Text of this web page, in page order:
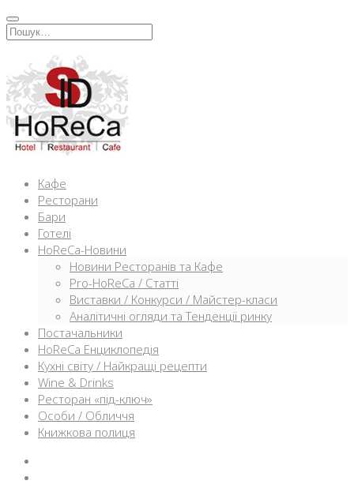
Перейти
кИскать:
Кафе
Ресторани
Бари
Готелі
HoReCa-Новини
Новини Ресторанів та Кафе
Pro-HoReCa / Статті
Виставки / Конкурси / Майстер-класи
Аналітичні огляди та Тенденції ринку
Постачальники
HoReCa Енциклопедія
Кухні світу / Найкращі рецепти
Wine & Drinks
Ресторан «під-ключ»
Особи / Обличчя
Книжкова полиця